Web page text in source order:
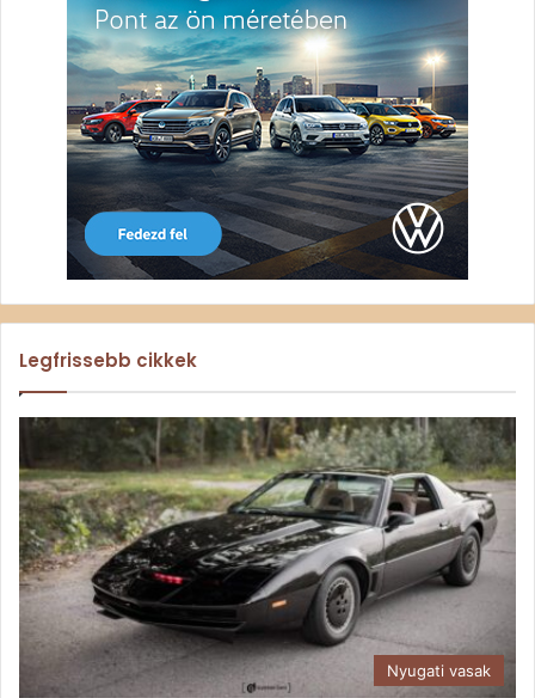
Legfrissebb cikkek
Nyugati vasak